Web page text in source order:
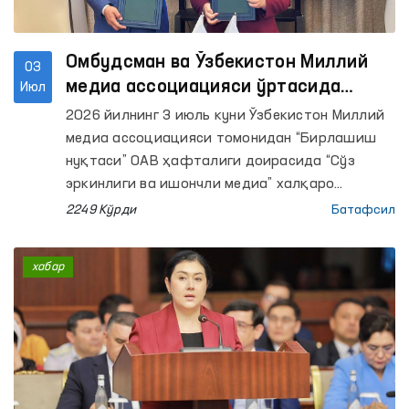
03
Июл
Омбудсман ва Ўзбекистон Миллий
медиа ассоциацияси ўртасида
ҳамкорлик меморандуми имзоланди
2026 йилнинг 3 июль куни Ўзбекистон Миллий
медиа ассоциацияси томонидан “Бирлашиш
нуқтаси” ОАВ ҳафталиги доирасида “Сўз
эркинлиги ва ишончли медиа” халқаро
конференцияси ўтказилди.
2249 Кўрди Батафсил
хабар